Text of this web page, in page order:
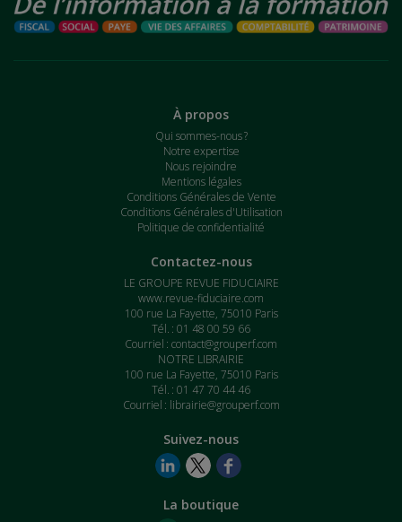
À propos
Qui sommes-nous ?
Notre expertise
Nous rejoindre
Mentions légales
Conditions Générales de Vente
Conditions Générales d'Utilisation
Politique de confidentialité
Contactez-nous
LE GROUPE REVUE FIDUCIAIRE
www.revue-fiduciaire.com
100 rue La Fayette, 75010 Paris
Tél. : 01 48 00 59 66
Courriel : contact@grouperf.com
NOTRE LIBRAIRIE
100 rue La Fayette, 75010 Paris
Tél. : 01 47 70 44 46
Courriel : librairie@grouperf.com
Suivez-nous
La boutique